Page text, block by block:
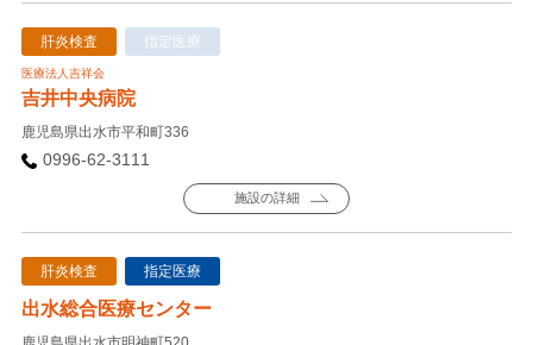
肝炎検査 指定医療
医療法人吉祥会
吉井中央病院
鹿児島県出水市平和町336
0996-62-3111
施設の詳細
肝炎検査 指定医療
出水総合医療センター